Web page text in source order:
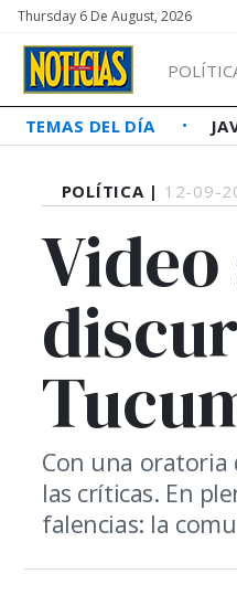
Thursday 6 De August, 2026
TEMAS DEL DÍA
POLÍTICA | 12-09-
Con una oratoria
las críticas. En
falencias: la